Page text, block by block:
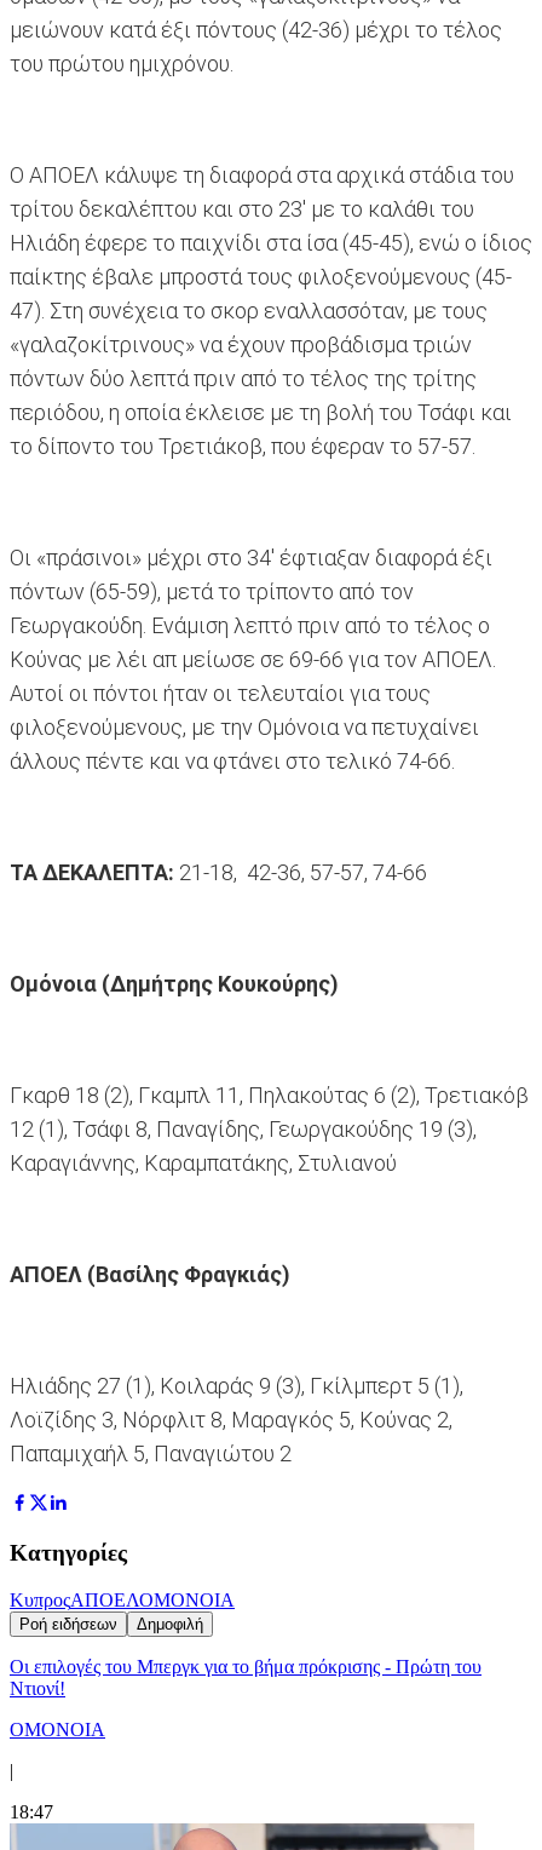
μειώνουν κατά έξι πόντους (42-36) μέχρι το τέλος
του πρώτου ημιχρόνου.
Ο ΑΠΟΕΛ κάλυψε τη διαφορά στα αρχικά στάδια του
τρίτου δεκαλέπτου και στο 23' με το καλάθι του
Ηλιάδη έφερε το παιχνίδι στα ίσα (45-45), ενώ ο ίδιος
παίκτης έβαλε μπροστά τους φιλοξενούμενους (45-
47). Στη συνέχεια το σκορ εναλλασσόταν, με τους
«γαλαζοκίτρινους» να έχουν προβάδισμα τριών
πόντων δύο λεπτά πριν από το τέλος της τρίτης
περιόδου, η οποία έκλεισε με τη βολή του Τσάφι και
το δίποντο του Τρετιάκοβ, που έφεραν το 57-57.
Οι «πράσινοι» μέχρι στο 34' έφτιαξαν διαφορά έξι
πόντων (65-59), μετά το τρίποντο από τον
Γεωργακούδη. Eνάμιση λεπτό πριν από το τέλος ο
Κούνας με λέι απ μείωσε σε 69-66 για τον ΑΠΟΕΛ.
Αυτοί οι πόντοι ήταν οι τελευταίοι για τους
φιλοξενούμενους, με την Ομόνοια να πετυχαίνει
άλλους πέντε και να φτάνει στο τελικό 74-66.
ΤΑ ΔΕΚΑΛΕΠΤΑ: 21-18, 42-36, 57-57, 74-66
Ομόνοια (Δημήτρης Κουκούρης)
Γκαρθ 18 (2), Γκαμπλ 11, Πηλακούτας 6 (2), Τρετιακόβ
12 (1), Τσάφι 8, Παναγίδης, Γεωργακούδης 19 (3),
Καραγιάννης, Καραμπατάκης, Στυλιανού
ΑΠΟΕΛ (Βασίλης Φραγκιάς)
Ηλιάδης 27 (1), Κοιλαράς 9 (3), Γκίλμπερτ 5 (1),
Λοϊζίδης 3, Νόρφλιτ 8, Μαραγκός 5, Κούνας 2,
Παπαμιχαήλ 5, Παναγιώτου 2
Κατηγορίες
ΚυπροςΑΠΟΕΛΟΜΟΝΟΙΑ
Ροή ειδήσεων Δημοφιλή
Οι επιλογές του Μπεργκ για το βήμα πρόκρισης - Πρώτη του
Ντιονί!
ΟΜΟΝΟΙΑ
|
18:47